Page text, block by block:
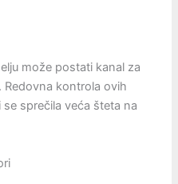
može postati kanal za
kontrola ovih
sprečila veća šteta na